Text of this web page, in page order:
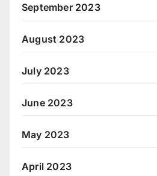
September 2023
August 2023
July 2023
June 2023
May 2023
April 2023